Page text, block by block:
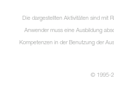
Die dargestellten Aktivitäten sind mit
Anwender muss eine Ausbildung
Kompetenzen in der Benutzung der
© 1995-